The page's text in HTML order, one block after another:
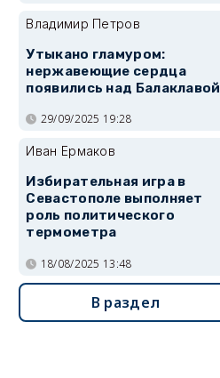
Владимир Петров
Утыкано гламуром:
нержавеющие сердца
появились над Балаклавой
29/09/2025 19:28
Иван Ермаков
Избирательная игра в
Севастополе выполняет
роль политического
термометра
18/08/2025 13:48
В раздел